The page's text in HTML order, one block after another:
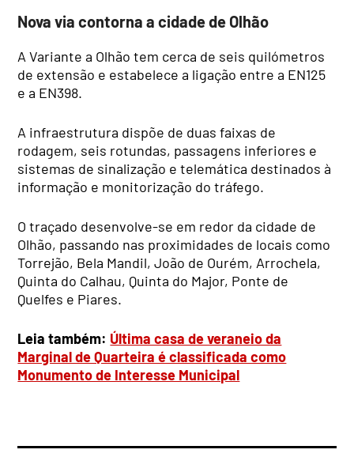
Nova via contorna a cidade de Olhão
A Variante a Olhão tem cerca de seis quilómetros
de extensão e estabelece a ligação entre a EN125
e a EN398.
A infraestrutura dispõe de duas faixas de
rodagem, seis rotundas, passagens inferiores e
sistemas de sinalização e telemática destinados à
informação e monitorização do tráfego.
O traçado desenvolve-se em redor da cidade de
Olhão, passando nas proximidades de locais como
Torrejão, Bela Mandil, João de Ourém, Arrochela,
Quinta do Calhau, Quinta do Major, Ponte de
Quelfes e Piares.
Leia também: Última casa de veraneio da
Marginal de Quarteira é classificada como
Monumento de Interesse Municipal